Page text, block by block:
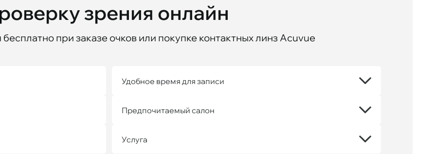
зрения онлайн
при заказе очков или покупке контактных линз Acuvue
Удобное время для записи
Предпочитаемый салон
Услуга